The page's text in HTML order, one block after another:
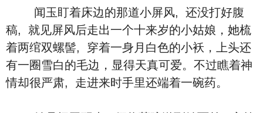
闻玉盯着床边的那道小屏风, 还没打好腹
稿, 就见屏风后走出一个十来岁的小姑娘，她梳
着两绾双螺髻, 穿着一身月白色的小袄，上头还
有一圈雪白的毛边，显得天真可爱。不过瞧着神
情却很严肃, 走进来时手里还端着一碗药。